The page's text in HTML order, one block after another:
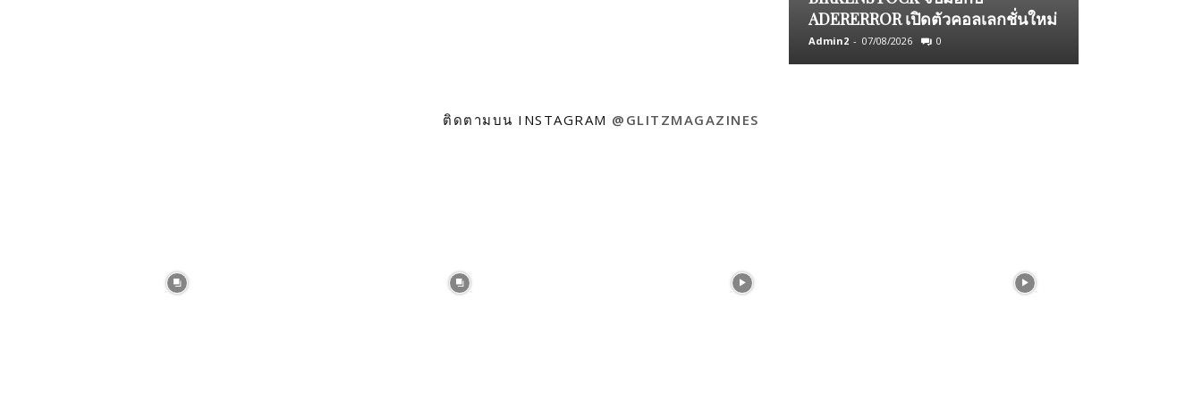
ADERERROR เปิดตัวคอลเลกชั่นใหม่
Admin2 - 07/08/2026 0
ติดตามบน INSTAGRAM @GLITZMAGAZINES